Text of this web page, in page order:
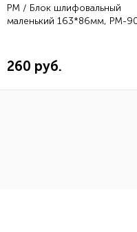
РМ / Блок шлифовальный
маленький 163*86мм, РМ-
260 руб.